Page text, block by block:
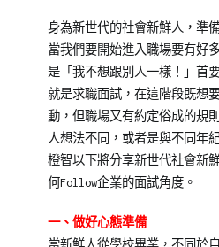
on
2021-
09-
06
成
人
課
程
身為新世代的社會新鮮人，準
當我們要開始進入職場要有好
是「我不想跟別人一樣！」首
就是求職面試，在這階段既想
動，但職場又有約定俗成的規
人想法不同，或者是與不同年
橙智以下將分享新世代社會新
何Follow企業的面試角度。
一、做好心態準備